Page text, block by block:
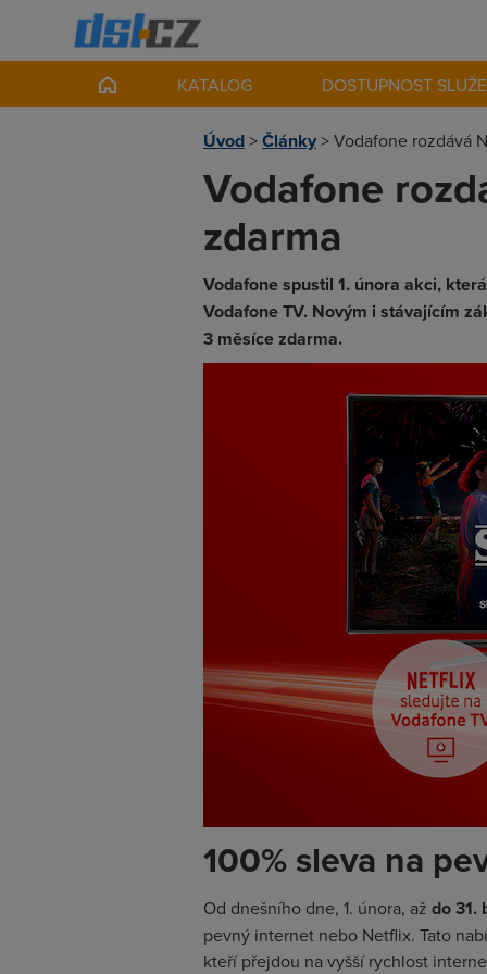
KATALOG DOSTUPNOST
Úvod>Články>Vodafone rozdává
Vodafone
zdarma
Vodafone spustil 1. února akci,
Vodafone TV. Novým i stávajícím
3 měsíce zdarma.
100% sleva na
Od dnešního dne, 1. února, až do 31.
pevný internet nebo Netflix. Tato
kteří přejdou na vyšší rychlost